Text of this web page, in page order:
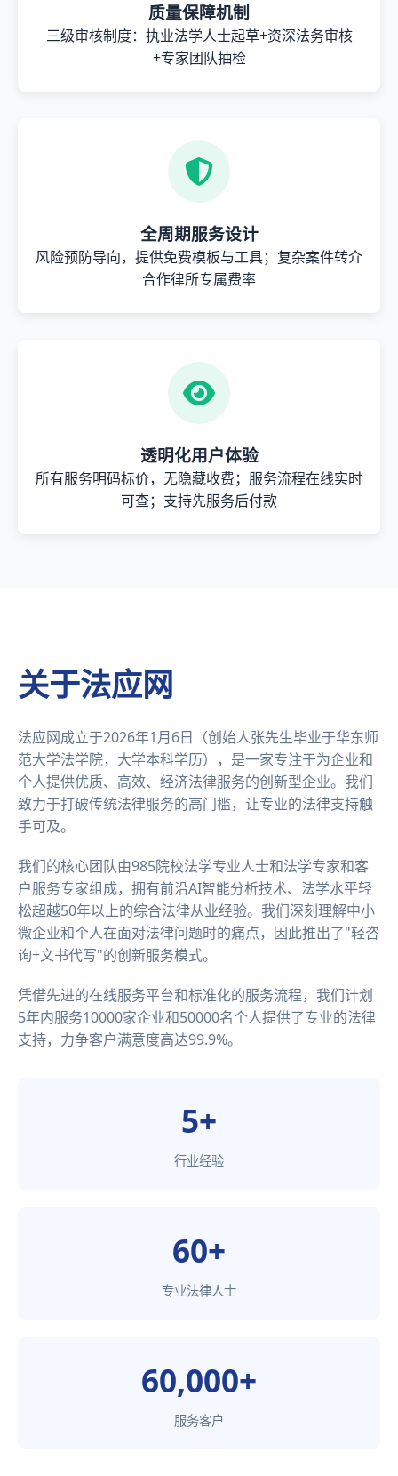
质量保障机制
三级审核制度：执业法学人士起草+资深法务审核
+专家团队抽检
全周期服务设计
风险预防导向，提供免费模板与工具；复杂案件转介
合作律所专属费率
透明化用户体验
所有服务明码标价，无隐藏收费；服务流程在线实时
可查；支持先服务后付款
关于法应网
法应网成立于2026年1月6日（创始人张先生毕业于华东师
范大学法学院，大学本科学历），是一家专注于为企业和
个人提供优质、高效、经济法律服务的创新型企业。我们
致力于打破传统法律服务的高门槛，让专业的法律支持触
手可及。
我们的核心团队由985院校法学专业人士和法学专家和客
户服务专家组成，拥有前沿AI智能分析技术、法学水平轻
松超越50年以上的综合法律从业经验。我们深刻理解中小
微企业和个人在面对法律问题时的痛点，因此推出了"轻咨
询+文书代写"的创新服务模式。
凭借先进的在线服务平台和标准化的服务流程，我们计划
5年内服务10000家企业和50000名个人提供了专业的法律
支持，力争客户满意度高达99.9%。
5+
行业经验
60+
专业法律人士
60,000+
服务客户